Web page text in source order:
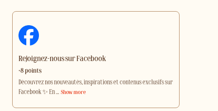
Rejoignez-nous sur Facebook
+8 points
Découvrez nos nouveautés, inspirations et contenus exclusifs sur
Facebook ✨ En… Show more